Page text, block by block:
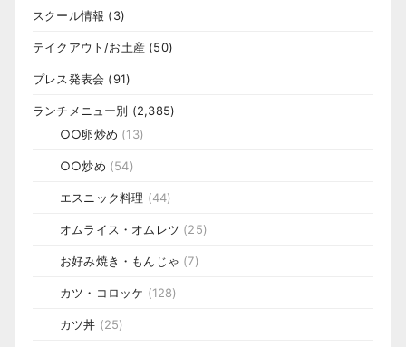
スクール情報 (3)
テイクアウト/お土産 (50)
プレス発表会 (91)
ランチメニュー別 (2,385)
○○卵炒め (13)
○○炒め (54)
エスニック料理 (44)
オムライス・オムレツ (25)
お好み焼き・もんじゃ (7)
カツ・コロッケ (128)
カツ丼 (25)